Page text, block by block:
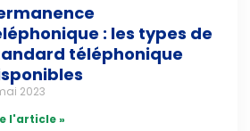
: les types de
téléphonique
2023
l'article »